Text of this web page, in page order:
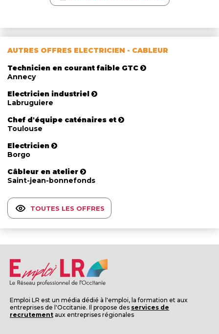
AUTRES OFFRES ELECTRICIEN - CABLEUR
Technicien en courant faible GTC
Annecy
Electricien industriel
Labruguiere
Chef d'équipe caténaires et
Toulouse
Electricien
Borgo
Câbleur en atelier
Saint-jean-bonnefonds
TOUTES LES OFFRES
Emploi LR est un média dédié à l'emploi, la formation et aux
entreprises de l'Occitanie. Il propose des services de
recrutement aux entreprises régionales